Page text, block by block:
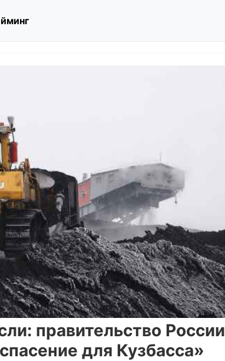
правительство России
для Кузбасса»